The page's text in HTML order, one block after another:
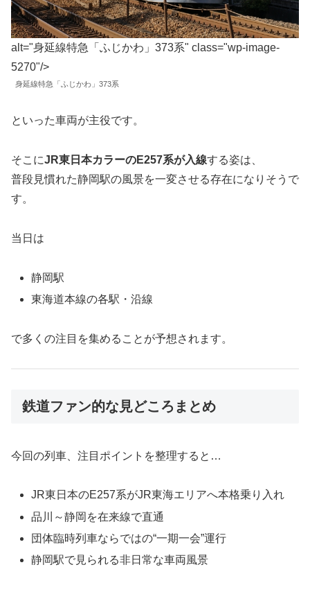
alt="身延線特急「ふじかわ」373系" class="wp-image-
5270"/>
身延線特急「ふじかわ」373系
といった車両が主役です。
そこにJR東日本カラーのE257系が入線する姿は、
普段見慣れた静岡駅の風景を一変させる存在になりそうで
す。
当日は
静岡駅
東海道本線の各駅・沿線
で多くの注目を集めることが予想されます。
鉄道ファン的な見どころまとめ
今回の列車、注目ポイントを整理すると…
JR東日本のE257系がJR東海エリアへ本格乗り入れ
品川～静岡を在来線で直通
団体臨時列車ならではの“一期一会”運行
静岡駅で見られる非日常な車両風景